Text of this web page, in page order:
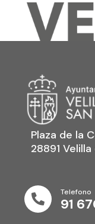
Plaza de la
28891

Telefono
91